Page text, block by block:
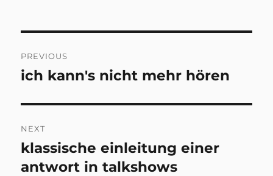
navigation
PREVIOUS
Previous
ich kann's nicht mehr hören
NEXT
Next
post:
klassische einleitung einer
antwort in talkshows